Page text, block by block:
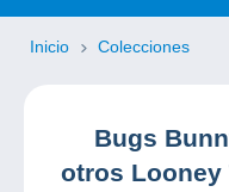
Inicio Colecciones
Bugs
otros Looney